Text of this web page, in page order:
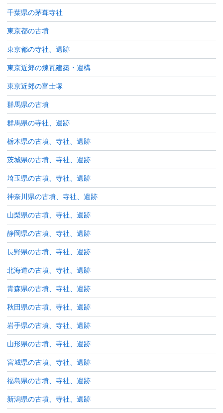
千葉県の茅葺寺社
東京都の古墳
東京都の寺社、遺跡
東京近郊の煉瓦建築・遺構
東京近郊の富士塚
群馬県の古墳
群馬県の寺社、遺跡
栃木県の古墳、寺社、遺跡
茨城県の古墳、寺社、遺跡
埼玉県の古墳、寺社、遺跡
神奈川県の古墳、寺社、遺跡
山梨県の古墳、寺社、遺跡
静岡県の古墳、寺社、遺跡
長野県の古墳、寺社、遺跡
北海道の古墳、寺社、遺跡
青森県の古墳、寺社、遺跡
秋田県の古墳、寺社、遺跡
岩手県の古墳、寺社、遺跡
山形県の古墳、寺社、遺跡
宮城県の古墳、寺社、遺跡
福島県の古墳、寺社、遺跡
新潟県の古墳、寺社、遺跡